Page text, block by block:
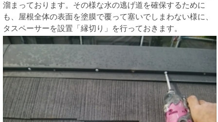
溜まっております。その様な水の逃げ道を確保するために
も、屋根全体の表面を塗膜で覆って塞いでしまわない様に、
タスペーサーを設置「縁切り」を行っておきます。